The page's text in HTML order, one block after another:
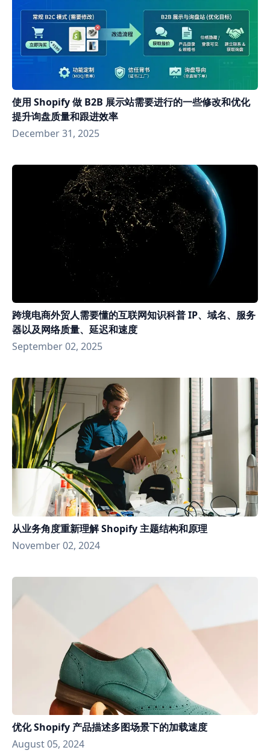
使用 Shopify 做 B2B 展示站需要进行的一些修改和优化
提升询盘质量和跟进效率
December 31, 2025
跨境电商外贸人需要懂的互联网知识科普 IP、域名、服务
器以及网络质量、延迟和速度
September 02, 2025
从业务角度重新理解 Shopify 主题结构和原理
November 02, 2024
优化 Shopify 产品描述多图场景下的加载速度
August 05, 2024